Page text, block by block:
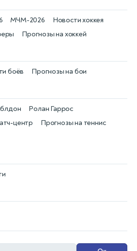
Новости хоккея
Прогнозы на хоккей
МЧМ-2026
боёв Прогнозы на бои
центр
Прогнозы на теннис
Ролан Гаррос